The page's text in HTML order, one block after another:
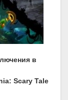
в
Scary Tale